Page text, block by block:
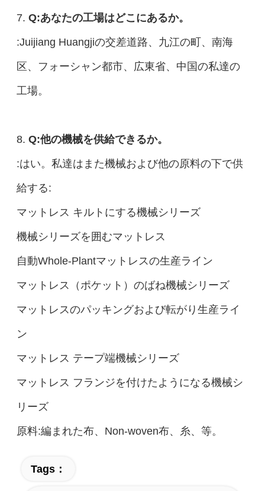
7. Q:あなたの工場はどこにあるか。
:Juijiang Huangjiの交差道路、九江の町、南海
区、フォーシャン都市、広東省、中国の私達の
工場。
8. Q:他の機械を供給できるか。
:はい。私達はまた機械および他の原料の下で供
給する:
マットレス キルトにする機械シリーズ
機械シリーズを囲むマットレス
自動Whole-Plantマットレスの生産ライン
マットレス（ポケット）のばね機械シリーズ
マットレスのパッキングおよび転がり生産ライ
ン
マットレス テープ端機械シリーズ
マットレス フランジを付けたようになる機械シ
リーズ
原料:編まれた布、Non-woven布、糸、等。
Tags：